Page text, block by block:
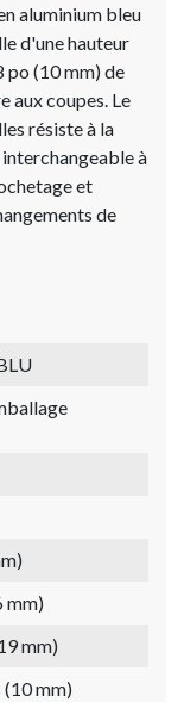
aluminium bleu
d'une hauteur
po (10 mm) de
aux coupes. Le
résiste à la
à
et
de
mm)
mm)
(10 mm)